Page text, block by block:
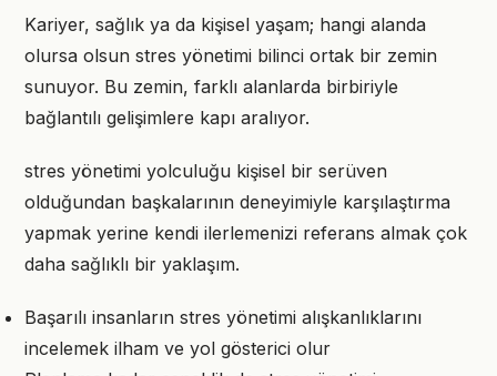
Kariyer, sağlık ya da kişisel yaşam; hangi alanda
olursa olsun stres yönetimi bilinci ortak bir zemin
sunuyor. Bu zemin, farklı alanlarda birbiriyle
bağlantılı gelişimlere kapı aralıyor.
stres yönetimi yolculuğu kişisel bir serüven
olduğundan başkalarının deneyimiyle karşılaştırma
yapmak yerine kendi ilerlemenizi referans almak çok
daha sağlıklı bir yaklaşım.
Başarılı insanların stres yönetimi alışkanlıklarını
incelemek ilham ve yol gösterici olur